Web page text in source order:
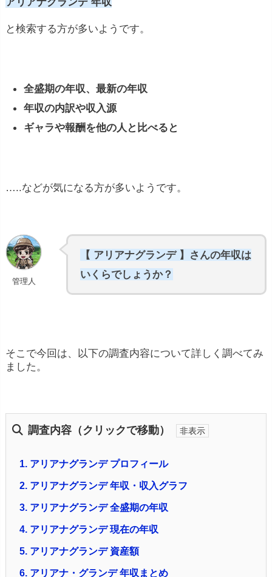
と検索する方が多いようです。
全盛期の年収、最新の年収
年収の内訳や収入源
ギャラや報酬を他の人と比べると
…..などが気になる方が多いようです。
管理人
【 アリアナグランデ 】さんの年収は
いくらでしょうか？
そこで今回は、以下の調査内容について詳しく調べてみ
ました。
調査内容（クリックで移動）
1. アリアナグランデ プロフィール
2. アリアナグランデ 年収・収入グラフ
3. アリアナグランデ 全盛期の年収
4. アリアナグランデ 現在の年収
5. アリアナグランデ 資産額
6. アリアナ・グランデ 年収まとめ